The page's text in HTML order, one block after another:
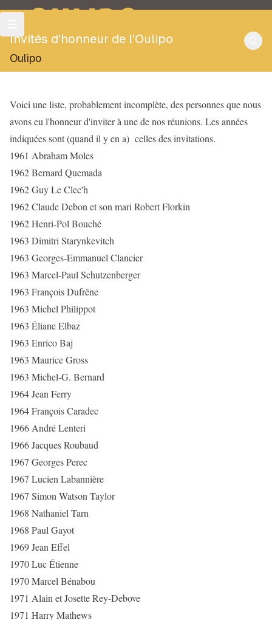
OULIPO
Invités d'honneur de l'Oulipo
Oulipo
Voici une liste, probablement incomplète, des personnes que nous
avons eu l'honneur d'inviter à une de nos réunions. Les années
indiquées sont (quand il y en a) celles des invitations.
1961 Abraham Moles
1962 Bernard Quemada
1962 Guy Le Clec'h
1962 Claude Debon et son mari Robert Florkin
1962 Henri-Pol Bouché
1963 Dimitri Starynkevitch
1963 Georges-Emmanuel Clancier
1963 Marcel-Paul Schutzenberger
1963 François Dufrêne
1963 Michel Philippot
1963 Éliane Elbaz
1963 Enrico Baj
1963 Maurice Gross
1963 Michel-G. Bernard
1964 Jean Ferry
1964 François Caradec
1966 André Lenteri
1966 Jacques Roubaud
1967 Georges Perec
1967 Lucien Labannière
1967 Simon Watson Taylor
1968 Nathaniel Tarn
1968 Paul Gayot
1969 Jean Effel
1970 Luc Étienne
1970 Marcel Bénabou
1971 Alain et Josette Rey-Debove
1971 Harry Mathews